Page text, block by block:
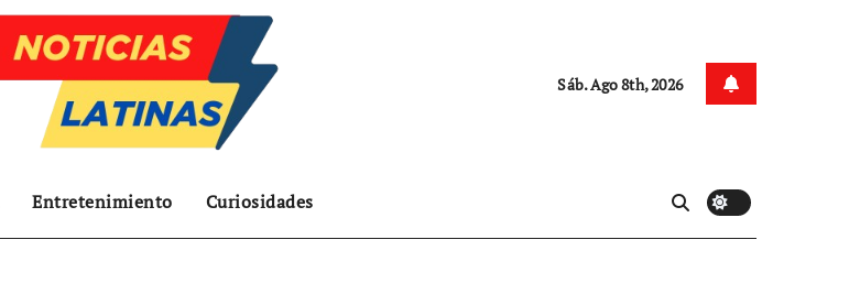
Sáb. Ago 8th, 2026
Entretenimiento Curiosidades